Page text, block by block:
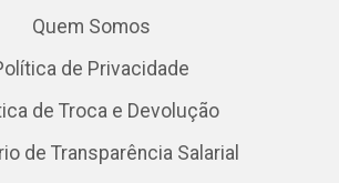
Quem Somos
de Privacidade
de Troca e Devolução
de Transparência Salarial